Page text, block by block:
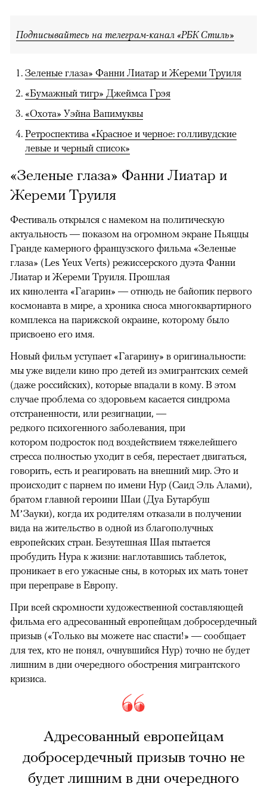
Подписывайтесь на телеграм-канал «РБК Стиль»
Зеленые глаза» Фанни Лиатар и Жереми Труиля
«Бумажный тигр» Джеймса Грэя
«Охота» Уэйна Вапимуквы
Ретроспектива «Красное и черное: голливудские
левые и черный список»
«Зеленые глаза» Фанни Лиатар и
Жереми Труиля
Фестиваль открылся с намеком на политическую
актуальность — показом на огромном экране Пьяццы
Гранде камерного французского фильма «Зеленые
глаза» (Les Yeux Verts) режиссерского дуэта Фанни
Лиатар и Жереми Труиля. Прошлая
их кинолента «Гагарин» — отнюдь не байопик первого
космонавта в мире, а хроника сноса многоквартирного
комплекса на парижской окраине, которому было
присвоено его имя.
Новый фильм уступает «Гагарину» в оригинальности:
мы уже видели кино про детей из эмигрантских семей
(даже российских), которые впадали в кому. В этом
случае проблема со здоровьем касается синдрома
отстраненности, или резигнации, —
редкого психогенного заболевания, при
котором подросток под воздействием тяжелейшего
стресса полностью уходит в себя, перестает двигаться,
говорить, есть и реагировать на внешний мир. Это и
происходит с парнем по имени Нур (Саид Эль Алами),
братом главной героини Шаи (Дуа Бутарбуш
М’Зауки), когда их родителям отказали в получении
вида на жительство в одной из благополучных
европейских стран. Безутешная Шая пытается
пробудить Нура к жизни: наглотавшись таблеток,
проникает в его ужасные сны, в которых их мать тонет
при переправе в Европу.
При всей скромности художественной составляющей
фильма его адресованный европейцам добросердечный
призыв («Только вы можете нас спасти!» — сообщает
для тех, кто не понял, очнувшийся Нур) точно не будет
лишним в дни очередного обострения мигрантского
кризиса.
Адресованный европейцам
добросердечный призыв точно не
будет лишним в дни очередного